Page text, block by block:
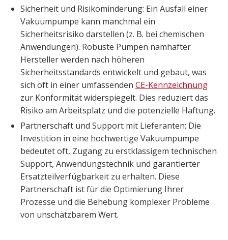
Sicherheit und Risikominderung: Ein Ausfall einer
Vakuumpumpe kann manchmal ein
Sicherheitsrisiko darstellen (z. B. bei chemischen
Anwendungen). Robuste Pumpen namhafter
Hersteller werden nach höheren
Sicherheitsstandards entwickelt und gebaut, was
sich oft in einer umfassenden CE-Kennzeichnung
zur Konformität widerspiegelt. Dies reduziert das
Risiko am Arbeitsplatz und die potenzielle Haftung.
Partnerschaft und Support mit Lieferanten: Die
Investition in eine hochwertige Vakuumpumpe
bedeutet oft, Zugang zu erstklassigem technischen
Support, Anwendungstechnik und garantierter
Ersatzteilverfügbarkeit zu erhalten. Diese
Partnerschaft ist für die Optimierung Ihrer
Prozesse und die Behebung komplexer Probleme
von unschätzbarem Wert.